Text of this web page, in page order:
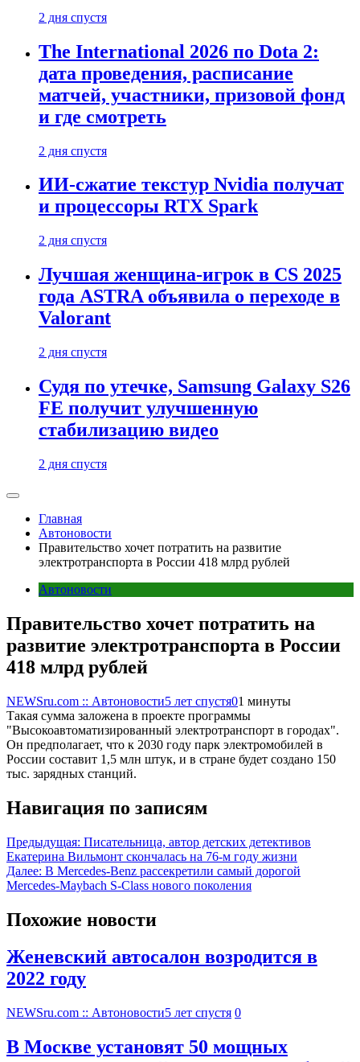
2 дня спустя
The International 2026 по Dota 2:
дата проведения, расписание
матчей, участники, призовой фонд
и где смотреть
2 дня спустя
ИИ-сжатие текстур Nvidia получат
и процессоры RTX Spark
2 дня спустя
Лучшая женщина-игрок в CS 2025
года ASTRA объявила о переходе в
Valorant
2 дня спустя
Судя по утечке, Samsung Galaxy S26
FE получит улучшенную
стабилизацию видео
2 дня спустя
Главная
Автоновости
Правительство хочет потратить на развитие
электротранспорта в России 418 млрд рублей
Автоновости
Правительство хочет потратить на
развитие электротранспорта в России
418 млрд рублей
NEWSru.com :: Автоновости5 лет спустя01 минуты
Такая сумма заложена в проекте программы
"Высокоавтоматизированный электротранспорт в городах".
Он предполагает, что к 2030 году парк электромобилей в
России составит 1,5 млн штук, и в стране будет создано 150
тыс. зарядных станций.
Навигация по записям
Предыдущая: Писательница, автор детских детективов
Екатерина Вильмонт скончалась на 76-м году жизни
Далее: В Mercedes-Benz рассекретили самый дорогой
Mercedes-Maybach S-Class нового поколения
Похожие новости
Женевский автосалон возродится в
2022 году
NEWSru.com :: Автоновости5 лет спустя 0
В Москве установят 50 мощных